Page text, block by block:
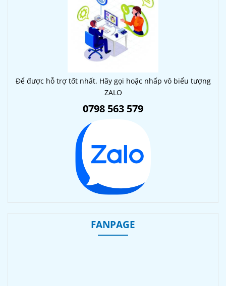
Để được hỗ trợ tốt nhất. Hãy gọi hoặc nhấp vô biểu tượng
ZALO
0798 563 579
FANPAGE